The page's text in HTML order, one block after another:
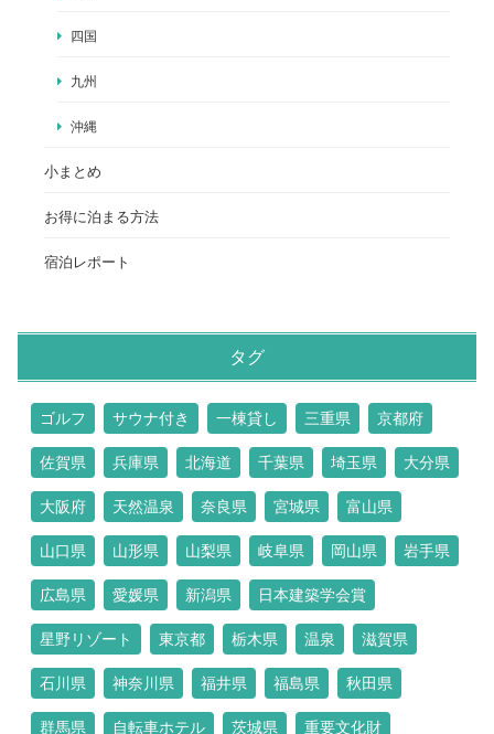
四国
九州
沖縄
小まとめ
お得に泊まる方法
宿泊レポート
タグ
ゴルフ サウナ付き 一棟貸し 三重県 京都府
佐賀県 兵庫県 北海道 千葉県 埼玉県 大分県
大阪府 天然温泉 奈良県 宮城県 富山県
山口県 山形県 山梨県 岐阜県 岡山県 岩手県
広島県 愛媛県 新潟県 日本建築学会賞
星野リゾート 東京都 栃木県 温泉 滋賀県
石川県 神奈川県 福井県 福島県 秋田県
群馬県 自転車ホテル 茨城県 重要文化財